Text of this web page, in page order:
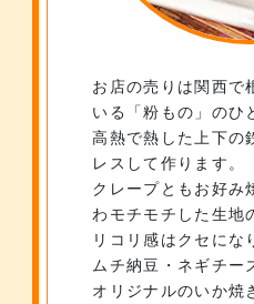
お店の売りは関西で
いる「粉もの」のひ
高熱で熱した上下の
レスして作ります。
クレープともお好み
わモチモチした生地
リコリ感はクセにな
ムチ納豆・ネギチー
オリジナルのいか焼